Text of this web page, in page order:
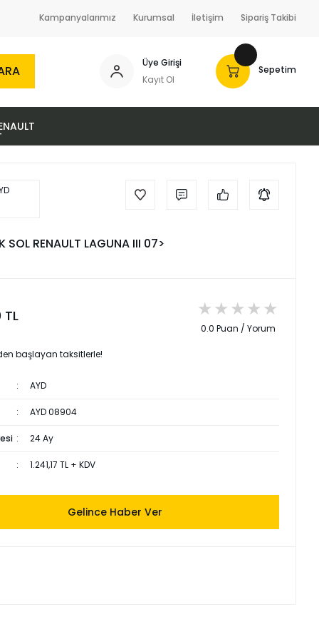
Kampanyalarımız Kurumsal İletişim Sipariş Takibi
Üye Girişi
Kayıt Ol
Sepetim
SOL RENAULT LAGUNA III 07>
TL
0.0 Puan / Yorum
başlayan taksitlerle!
AYD
AYD 08904
24 Ay
1.241,17 TL + KDV
Gelince Haber Ver